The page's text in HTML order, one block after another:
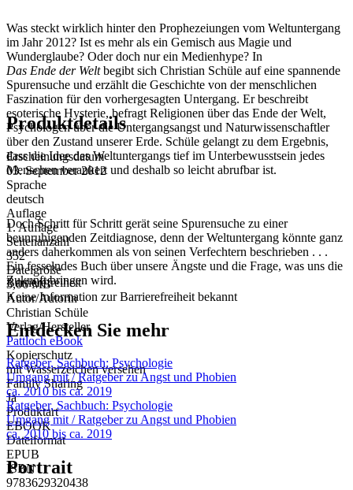
Was steckt wirklich hinter den Prophezeiungen vom Weltuntergang
im Jahr 2012? Ist es mehr als ein Gemisch aus Magie und
Wunderglaube? Oder doch nur ein Medienhype? In
Das Ende der Weltbegibt sich Christian Schüle auf eine spannende
Spurensuche und erzählt die Geschichte von der menschlichen
Faszination für den vorhergesagten Untergang. Er beschreibt
esoterische Hysterie, befragt Religionen über das Ende der Welt,
Psychologen über die Untergangsangst und Naturwissenschaftler
über den Zustand unserer Erde. Schüle gelangt zu dem Ergebnis,
dass die Idee des Weltuntergangs tief im Unterbewusstsein jedes
Menschen verankert und deshalb so leicht abrufbar ist.
Doch Schritt für Schritt gerät seine Spurensuche zu einer
beunruhigenden Zeitdiagnose, denn der Weltuntergang könnte ganz
anders daherkommen als von seinen Verfechtern beschrieben . . .
Ein fesselndes Buch über unsere Ängste und die Frage, was uns die
Zukunft bringen wird.
Produktdetails
Erscheinungsdatum
03. September 2012
Sprache
deutsch
Auflage
1. Auflage
Seitenanzahl
352
Dateigröße
3,06 MB
Autor/Autorin
Christian Schüle
Verlag/Hersteller
Pattloch eBook
Kopierschutz
mit Wasserzeichen versehen
Family Sharing
Ja
Produktart
EBOOK
Dateiformat
EPUB
ISBN
9783629320438
Barrierefreiheit
Keine Information zur Barrierefreiheit bekannt
Entdecken Sie mehr
Ratgeber, Sachbuch: Psychologie
Umgang mit / Ratgeber zu Angst und Phobien
ca. 2010 bis ca. 2019
Ratgeber, Sachbuch: Psychologie
Umgang mit / Ratgeber zu Angst und Phobien
ca. 2010 bis ca. 2019
Portrait